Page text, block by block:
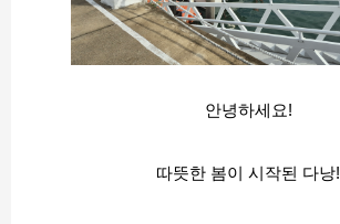
안녕하세요!
따뜻한 봄이 시작된 다낭!